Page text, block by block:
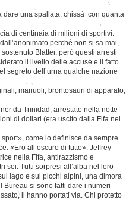
dare una spallata, chissà con quanta
di centinaia di milioni di sportivi:
perchè non si sa mai,
Blatter, però questi arresti
il livello delle accuse e il fatto
segreto dell’urna qualche nazione
mariuoli, brontosauri di apparato,
da Trinidad, arrestato nella notte
di dollari (era uscito dalla Fifa nel
come lo definisce da sempre
«Ero all’oscuro di tutto». Jeffrey
nella Fifa, antirazzismo e
sei. Tutti sorpresi all’alba nel loro
lago e sui picchi alpini, una dimora
si sono fatti dare i numeri
li hanno portati via. Chi protetto